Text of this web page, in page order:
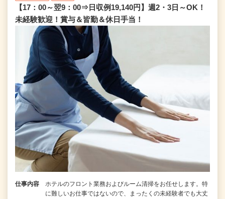
【17：00～翌9：00⇒日収例19,140円】週2・3日～OK！
未経験歓迎！賞与＆皆勤＆休日手当！
仕事内容
ホテルのフロント業務およびルーム清掃をお任せします。特
に難しいお仕事ではないので、まったくの未経験者でも大丈